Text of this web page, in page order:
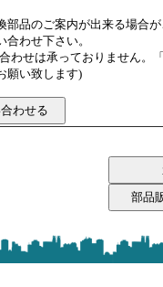
部品のご案内が出来る場合
わせ下さい。
わせは承っておりません。
願い致します)